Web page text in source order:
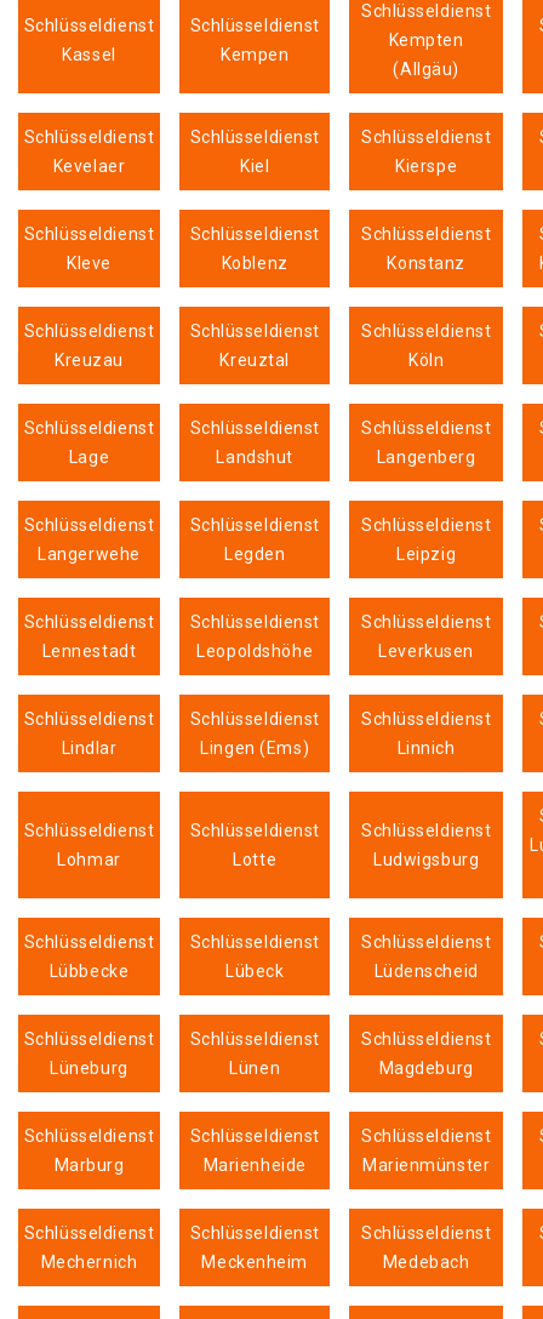
Schlüsseldienst
Kassel
Schlüsseldienst
Kempen
Schlüsseldienst
Kempten
(Allgäu)
Schlüsseldienst
Kevelaer
Schlüsseldienst
Kiel
Schlüsseldienst
Kierspe
Schlüsseldienst
Kleve
Schlüsseldienst
Koblenz
Schlüsseldienst
Konstanz
Schlüsseldienst
Kreuzau
Schlüsseldienst
Kreuztal
Schlüsseldienst
Köln
Schlüsseldienst
Lage
Schlüsseldienst
Landshut
Schlüsseldienst
Langenberg
Schlüsseldienst
Langerwehe
Schlüsseldienst
Legden
Schlüsseldienst
Leipzig
Schlüsseldienst
Lennestadt
Schlüsseldienst
Leopoldshöhe
Schlüsseldienst
Leverkusen
Schlüsseldienst
Lindlar
Schlüsseldienst
Lingen (Ems)
Schlüsseldienst
Linnich
Schlüsseldienst
Lohmar
Schlüsseldienst
Lotte
Schlüsseldienst
Ludwigsburg
Schlüsseldienst
Lübbecke
Schlüsseldienst
Lübeck
Schlüsseldienst
Lüdenscheid
Schlüsseldienst
Lüneburg
Schlüsseldienst
Lünen
Schlüsseldienst
Magdeburg
Schlüsseldienst
Marburg
Schlüsseldienst
Marienheide
Schlüsseldienst
Marienmünster
Schlüsseldienst
Mechernich
Schlüsseldienst
Meckenheim
Schlüsseldienst
Medebach